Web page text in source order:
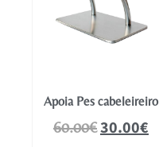
Apoia Pes cabeleireiro
60.00€30.00€